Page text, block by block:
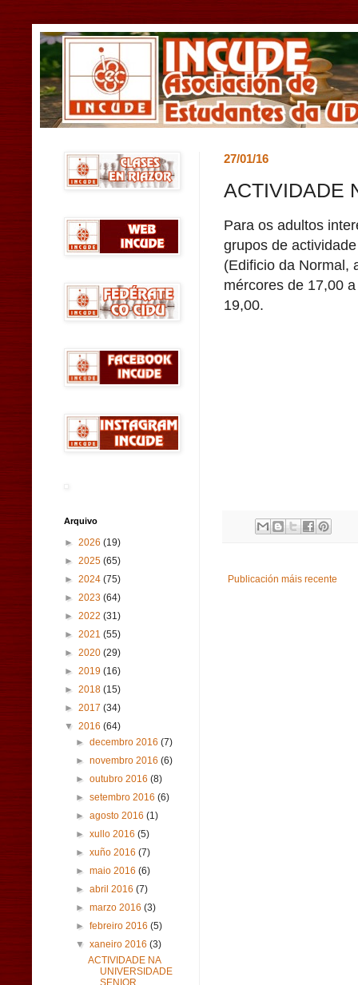
27/01/16
ACTIVIDADE
Para os adultos
grupos de
(Edificio da Normal,
mércores de 17,00
19,00.
Publicación máis recente
Arquivo
► 2026 (19)
► 2025 (65)
► 2024 (75)
► 2023 (64)
► 2022 (31)
► 2021 (55)
► 2020 (29)
► 2019 (16)
► 2018 (15)
► 2017 (34)
▼ 2016 (64)
►decembro 2016(7)
►novembro 2016(6)
►outubro 2016(8)
►setembro 2016(6)
►agosto 2016(1)
►xullo 2016(5)
►xuño 2016(7)
►maio 2016(6)
►abril 2016(7)
►marzo 2016(3)
►febreiro 2016(5)
▼xaneiro 2016(3)
ACTIVIDADE NA
UNIVERSIDADE
SENIOR